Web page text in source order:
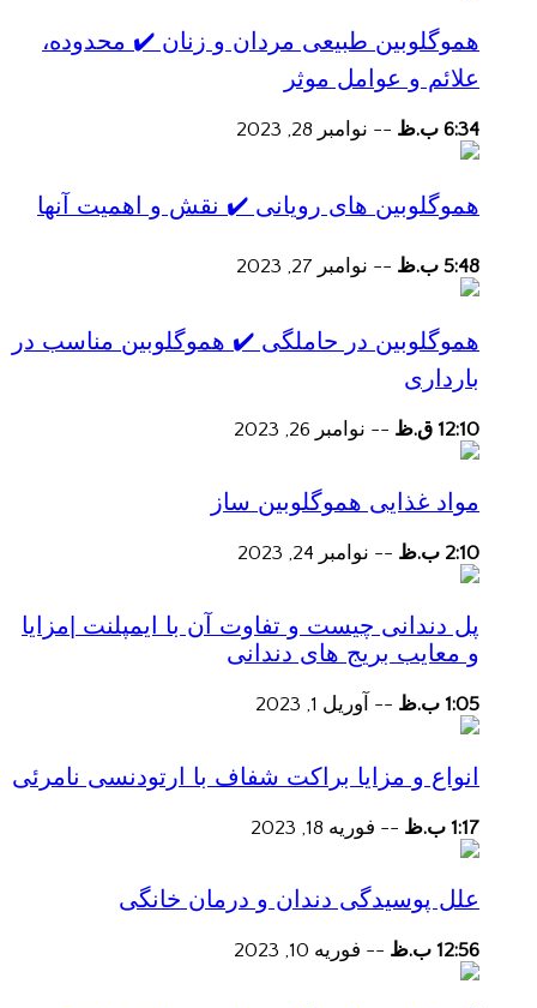
هموگلوبین طبیعی مردان و زنان ✔️ محدوده،
علائم و عوامل موثر
6:34 ب.ظ -- نوامبر 28, 2023
هموگلوبین های رویانی ✔️ نقش و اهمیت آنها
5:48 ب.ظ -- نوامبر 27, 2023
هموگلوبین در حاملگی ✔️ هموگلوبین مناسب در
بارداری
12:10 ق.ظ -- نوامبر 26, 2023
مواد غذایی هموگلوبین ساز
2:10 ب.ظ -- نوامبر 24, 2023
پل دندانی چیست و تفاوت آن با ایمپلنت |مزایا
و معایب بریج های دندانی
1:05 ب.ظ -- آوریل 1, 2023
انواع و مزایا براکت شفاف با ارتودنسی نامرئی
1:17 ب.ظ -- فوریه 18, 2023
علل پوسیدگی دندان و درمان خانگی
12:56 ب.ظ -- فوریه 10, 2023